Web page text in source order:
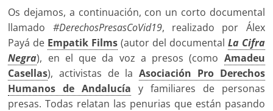
Os dejamos, a continuación, con un corto documental
llamado #DerechosPresasCoVid19, realizado por Álex
Payá de Empatik Films (autor del documental La Cifra
Negra), en el que da voz a presos (como Amadeu
Casellas), activistas de laAsociación Pro Derechos
Humanos de Andalucía y familiares de personas
presas. Todas relatan las penurias que están pasando